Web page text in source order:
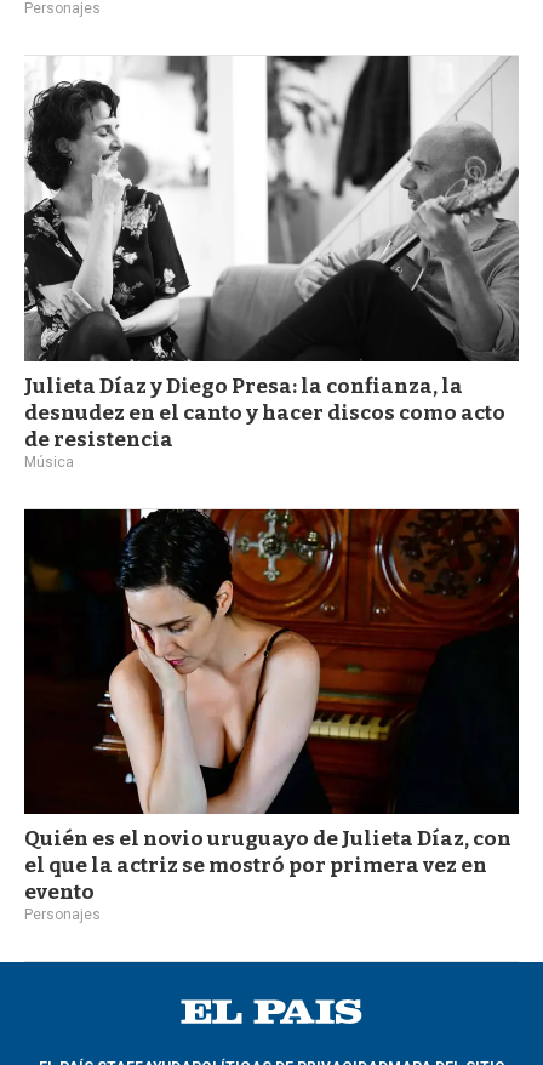
Personajes
Julieta Díaz y Diego Presa: la confianza, la
desnudez en el canto y hacer discos como acto
de resistencia
Música
Quién es el novio uruguayo de Julieta Díaz, con
el que la actriz se mostró por primera vez en
evento
Personajes